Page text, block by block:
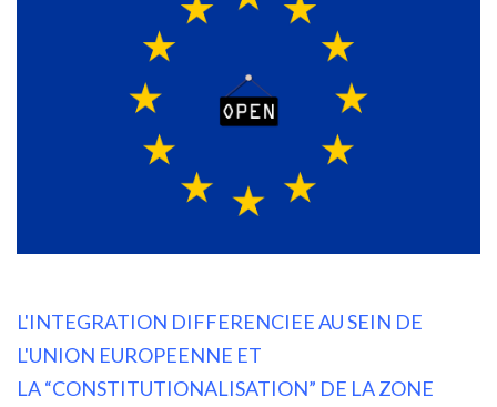
L'INTEGRATION DIFFERENCIEE AU SEIN DE
L'UNION EUROPEENNE ET
LA“CONSTITUTIONALISATION” DE LA ZONE